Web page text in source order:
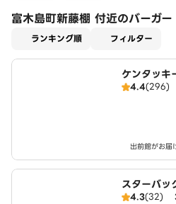
富木島町新藤棚 付近のバーガ
ランキング順 フィルター
ケンタッ
4.4(296)
出前館がお届
スターバッ
4.3(32)